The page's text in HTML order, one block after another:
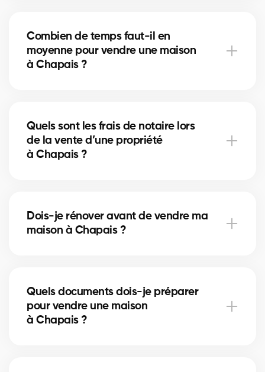
accélérer la vente. Nos courtiers à Chapais vous
conseillent sur les améliorations les plus rentables.
Combien de temps faut-il en
moyenne pour vendre une maison
à Chapais ?
utilisent des stratégies de mise en marché pour
réduire les délais de vente.
Quels sont les frais de notaire lors
de la vente d’une propriété
à Chapais ?
l’hypothèque. Nos courtiers peuvent vous aider à
planifier ces coûts.
Dois-je rénover avant de vendre ma
maison à Chapais ?
peuvent augmenter la valeur perçue. Nos experts
vous indiquent les améliorations utiles.
Quels documents dois-je préparer
pour vendre une maison
à Chapais ?